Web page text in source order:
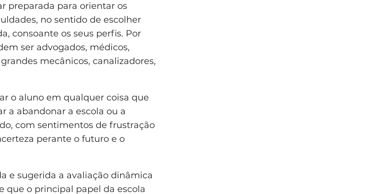
preparada para orientar os
no sentido de escolher
consoante os seus perfis. Por
ser advogados, médicos,
mecânicos, canalizadores,
o aluno em qualquer coisa que
a abandonar a escola ou a
com sentimentos de frustração
perante o futuro e o
e sugerida a avaliação dinâmica
que o principal papel da escola